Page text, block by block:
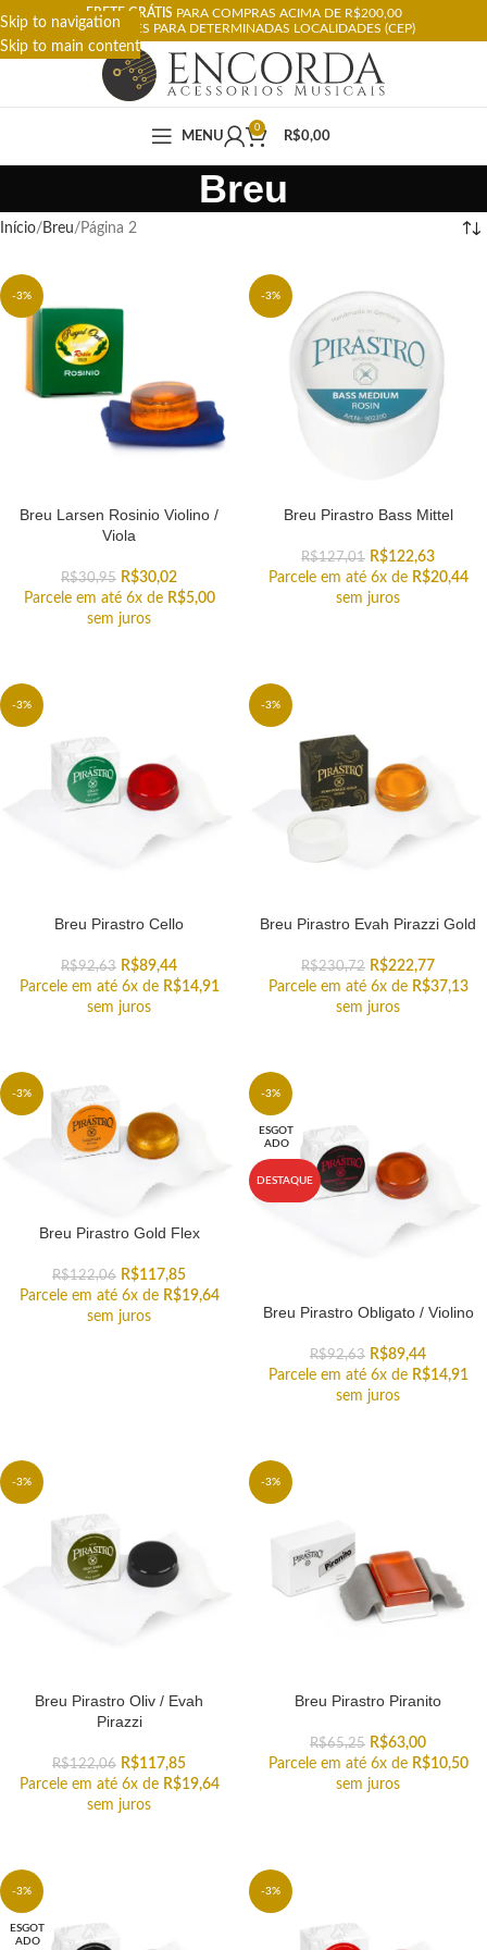
Skip to navigation
Skip to main content
FRETE GRÁTIS PARA COMPRAS ACIMA DE R$200,00
RESTRIÇÕES PARA DETERMINADAS LOCALIDADES (CEP)
MENU
0
R$0,00
Breu
Início Breu Página 2
-3%
Breu Larsen Rosinio Violino /
Viola
R$30,95 R$30,02
Parcele em até 6x de R$5,00
sem juros
-3%
Breu Pirastro Bass Mittel
R$127,01 R$122,63
Parcele em até 6x de R$20,44
sem juros
-3%
Breu Pirastro Cello
R$92,63 R$89,44
Parcele em até 6x de R$14,91
sem juros
-3%
Breu Pirastro Evah Pirazzi Gold
R$230,72 R$222,77
Parcele em até 6x de R$37,13
sem juros
-3%
Breu Pirastro Gold Flex
R$122,06 R$117,85
Parcele em até 6x de R$19,64
sem juros
-3%
ESGOT
ADO
DESTAQUE
Breu Pirastro Obligato / Violino
R$92,63 R$89,44
Parcele em até 6x de R$14,91
sem juros
-3%
Breu Pirastro Oliv / Evah
Pirazzi
R$122,06 R$117,85
Parcele em até 6x de R$19,64
sem juros
-3%
Breu Pirastro Piranito
R$65,25 R$63,00
Parcele em até 6x de R$10,50
sem juros
-3%
ESGOT
ADO
-3%